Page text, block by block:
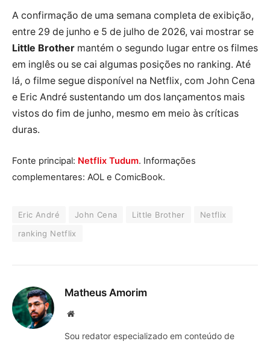
A confirmação de uma semana completa de exibição,
entre 29 de junho e 5 de julho de 2026, vai mostrar se
Little Brother mantém o segundo lugar entre os filmes
em inglês ou se cai algumas posições no ranking. Até
lá, o filme segue disponível na Netflix, com John Cena
e Eric André sustentando um dos lançamentos mais
vistos do fim de junho, mesmo em meio às críticas
duras.
Fonte principal: Netflix Tudum. Informações
complementares: AOL e ComicBook.
Eric André John Cena Little Brother
Netflix
ranking Netflix
Matheus Amorim
Website
Sou redator especializado em conteúdo de